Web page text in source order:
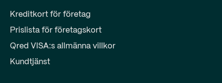
Kreditkort för företag
Prislista för företagskort
Qred VISA:s allmänna villkor
Kundtjänst